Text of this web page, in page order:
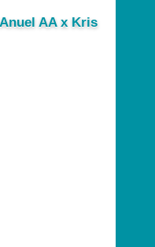
AA x Kris